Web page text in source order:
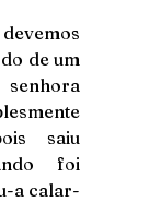
de um
saiu
foi
a calar-